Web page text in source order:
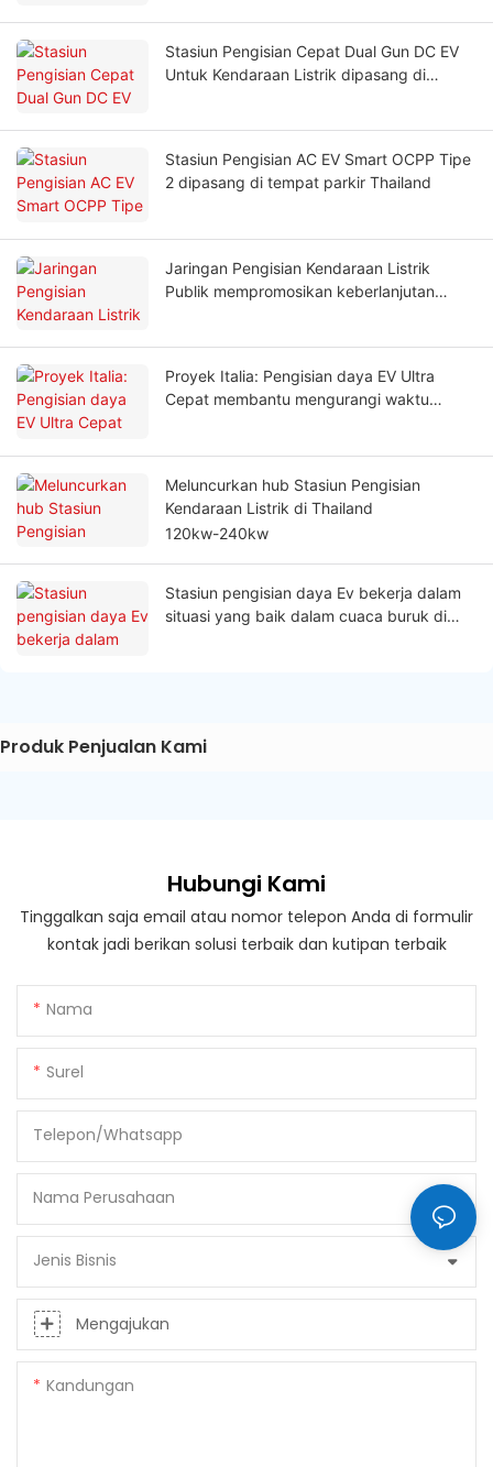
Stasiun Pengisian Cepat Dual Gun DC EV
Untuk Kendaraan Listrik dipasang di
Stasiun Pengisian AC EV Smart OCPP Tipe
2 dipasang di tempat parkir Thailand
Jaringan Pengisian Kendaraan Listrik
Publik mempromosikan keberlanjutan
Proyek Italia: Pengisian daya EV Ultra
Cepat membantu mengurangi waktu
Meluncurkan hub Stasiun Pengisian
Kendaraan Listrik di Thailand
120kw-240kw
Stasiun pengisian daya Ev bekerja dalam
situasi yang baik dalam cuaca buruk di
Produk Penjualan Kami
Hubungi Kami
Tinggalkan saja email atau nomor telepon Anda di formulir
kontak jadi berikan solusi terbaik dan kutipan terbaik
Nama
Surel
Telepon/whatsapp
Nama Perusahaan
Jenis Bisnis
Mengajukan
Kandungan